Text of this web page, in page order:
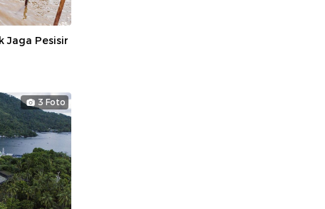
Jaga Pesisir
3 Foto